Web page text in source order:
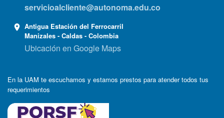
servicioalcliente@autonoma.edu.co
Antigua Estación del Ferrocarril
Manizales - Caldas - Colombia
Ubicación en Google Maps
En la UAM te escuchamos y estamos prestos para atender todos tus
requerimientos